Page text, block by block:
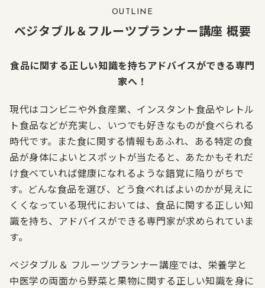
OUTLINE
ベジタブル＆フルーツプランナー講座 概要
食品に関する正しい知識を持ちアドバイスができる専門
家へ！
現代はコンビニや外食産業、インスタント食品やレトル
ト食品などが充実し、いつでも好きなものが食べられる
時代です。また食に関する情報もあふれ、ある特定の食
品が身体によいとスポットが当たると、あたかもそれだ
け食べていれば健康になれるような錯覚に陥りがちで
す。どんな食品を選び、どう食べればよいのかが見えに
くくなっている現代においては、食品に関する正しい知
識を持ち、アドバイスができる専門家が求められていま
す。
ベジタブル＆ フルーツプランナー講座では、栄養学と
中医学の両面から野菜と果物に関する正しい知識を身に